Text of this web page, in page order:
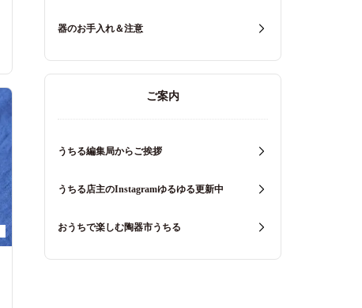
器のお手入れ＆注意
ご案内
うちる編集局からご挨拶
うちる店主のInstagramゆるゆる更新中
おうちで楽しむ陶器市うちる